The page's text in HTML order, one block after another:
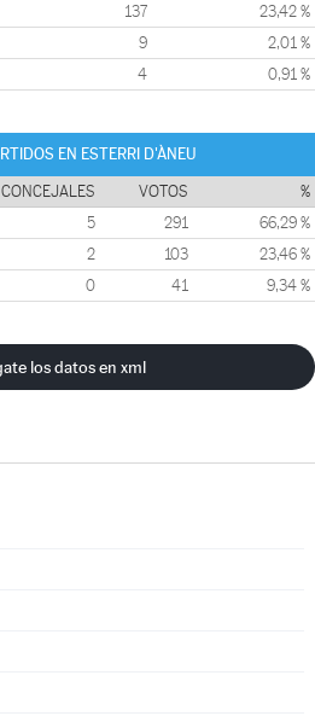
137 23,42 %
9 2,01 %
4 0,91 %
EN ESTERRI D'ÀNEU
CONCEJALES VOTOS %
5 291 66,29 %
2 103 23,46 %
0 41 9,34 %
los datos en xml